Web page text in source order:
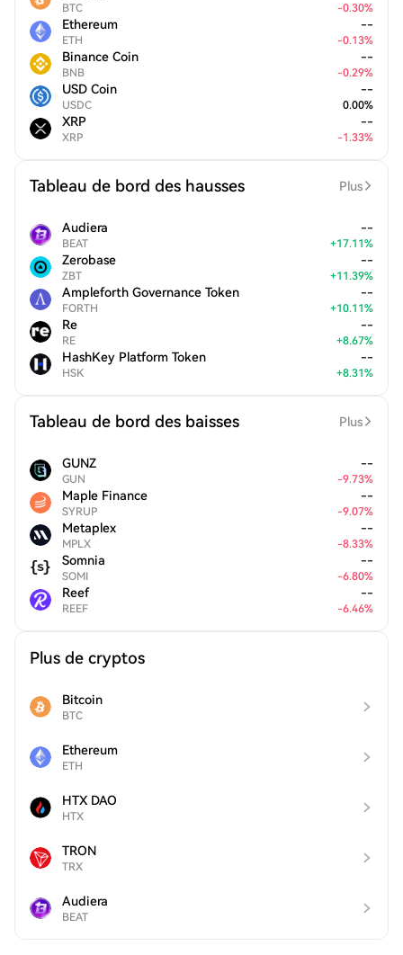
BTC -0.30%
Ethereum
ETH
--
-0.13%
Binance Coin
BNB
--
-0.29%
USD Coin
USDC
--
0.00%
XRP
XRP
--
-1.33%
Tableau de bord des hausses Plus
Audiera
BEAT
--
+17.11%
Zerobase
ZBT
--
+11.39%
Ampleforth Governance Token
FORTH
--
+10.11%
Re
RE
--
+8.67%
HashKey Platform Token
HSK
--
+8.31%
Tableau de bord des baisses Plus
GUNZ
GUN
--
-9.73%
Maple Finance
SYRUP
--
-9.07%
Metaplex
MPLX
--
-8.33%
Somnia
SOMI
--
-6.80%
Reef
REEF
--
-6.46%
Plus de cryptos
Bitcoin
BTC
Ethereum
ETH
HTX DAO
HTX
TRON
TRX
Audiera
BEAT